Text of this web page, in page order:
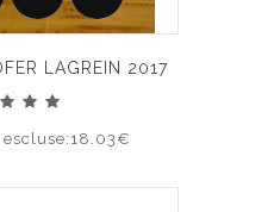
LAGREIN 2017
escluse:18.03€